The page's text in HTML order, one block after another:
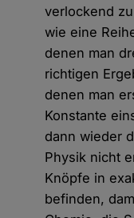
verlockend
wie eine
denen man
richtigen
denen man
Konstante
dann wieder
Physik nicht
Knöpfe in
befinden,